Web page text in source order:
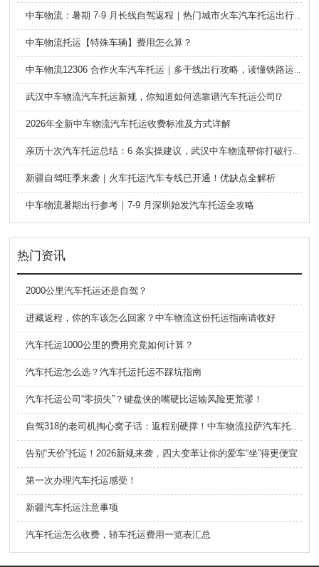
中车物流：暑期 7-9 月长线自驾返程｜热门城市火车汽车托运出行全攻略
中车物流托运【特殊车辆】费用怎么算？
中车物流12306 合作火车汽车托运｜多干线出行攻略，读懂铁路运车的优势与避坑要点
武汉中车物流汽车托运新规，你知道如何选靠谱汽车托运公司⁉️
2026年全新中车物流汽车托运收费标准及方式详解
亲历十次汽车托运总结：6 条实操建议，武汉中车物流帮你打破行业信息差
新疆自驾旺季来袭｜火车托运汽车专线已开通！优缺点全解析
中车物流暑期出行参考｜7-9 月深圳始发汽车托运全攻略
热门资讯
2000公里汽车托运还是自驾？
进藏返程，你的车该怎么回家？中车物流这份托运指南请收好
汽车托运1000公里的费用究竟如何计算？
汽车托运怎么选？汽车托运托运不踩坑指南
汽车托运公司“零损失”？键盘侠的嘴硬比运输风险更荒谬！
自驾318的老司机掏心窝子话：返程别硬撑！中车物流拉萨汽车托运攻略，省力又省心！！！
告别“天价”托运！2026新规来袭，四大变革让你的爱车“坐”得更便宜
第一次办理汽车托运感受！
新疆汽车托运注意事项
汽车托运怎么收费，轿车托运费用一览表汇总